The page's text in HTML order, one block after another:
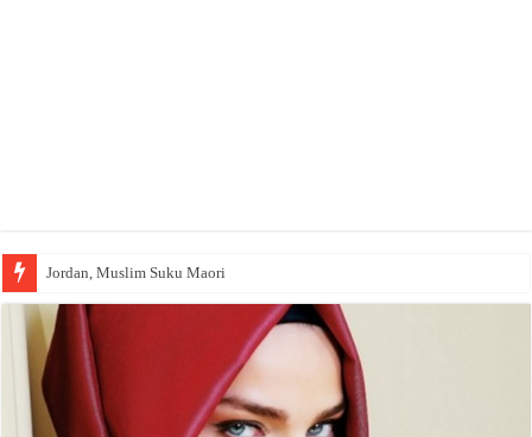
Jordan, Muslim Suku Maori